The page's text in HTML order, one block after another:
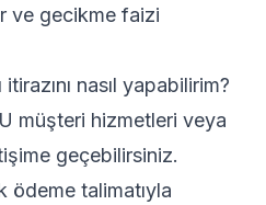
ve gecikme faizi
nasıl yapabilirim?
müşteri hizmetleri veya
geçebilirsiniz.
ödeme talimatıyla